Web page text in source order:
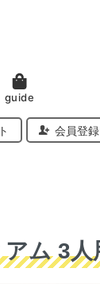
guide
会員登録
ム 3人